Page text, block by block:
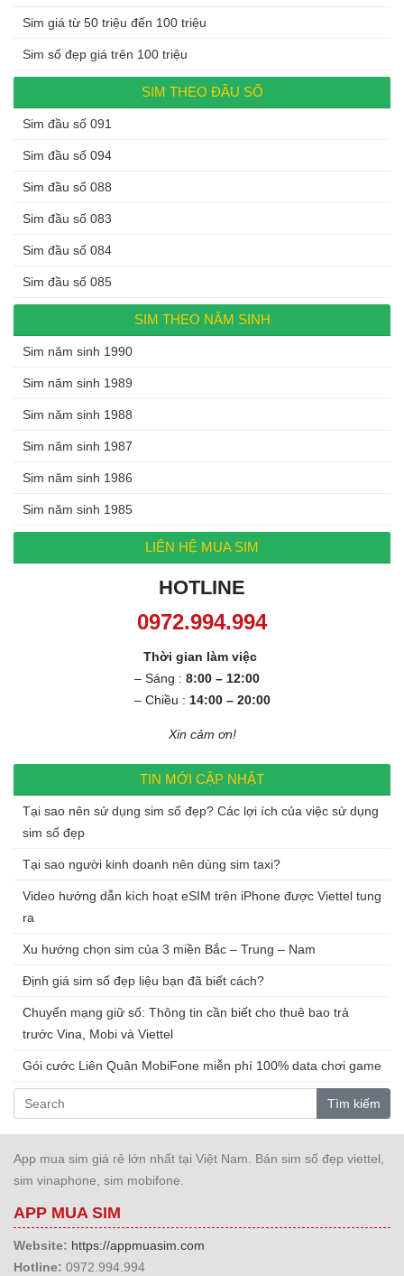
Sim giá từ 50 triệu đến 100 triệu
Sim số đẹp giá trên 100 triệu
SIM THEO ĐẦU SỐ
Sim đầu số 091
Sim đầu số 094
Sim đầu số 088
Sim đầu số 083
Sim đầu số 084
Sim đầu số 085
SIM THEO NĂM SINH
Sim năm sinh 1990
Sim năm sinh 1989
Sim năm sinh 1988
Sim năm sinh 1987
Sim năm sinh 1986
Sim năm sinh 1985
LIÊN HỆ MUA SIM
HOTLINE
0972.994.994
Thời gian làm việc
– Sáng : 8:00 – 12:00
– Chiều : 14:00 – 20:00
Xin cảm ơn!
TIN MỚI CẬP NHẬT
Tại sao nên sử dụng sim số đẹp? Các lợi ích của việc sử dụng
sim số đẹp
Tại sao người kinh doanh nên dùng sim taxi?
Video hướng dẫn kích hoạt eSIM trên iPhone được Viettel tung
ra
Xu hướng chọn sim của 3 miền Bắc – Trung – Nam
Định giá sim số đẹp liệu bạn đã biết cách?
Chuyển mạng giữ số: Thông tin cần biết cho thuê bao trả
trước Vina, Mobi và Viettel
Gói cước Liên Quân MobiFone miễn phí 100% data chơi game
Tìm kiếm
App mua sim giá rẻ lớn nhất tại Việt Nam. Bán sim số đẹp viettel,
sim vinaphone, sim mobifone.
APP MUA SIM
Website: https://appmuasim.com
Hotline: 0972.994.994